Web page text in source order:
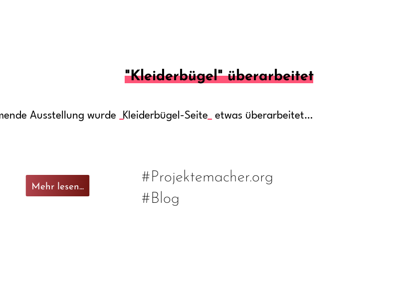
"Kleiderbügel" überarbeitet
Ausstellung wurde Kleiderbügel-Seite etwas überarbeitet…
Mehr lesen...
#Projektemacher.org
#Blog